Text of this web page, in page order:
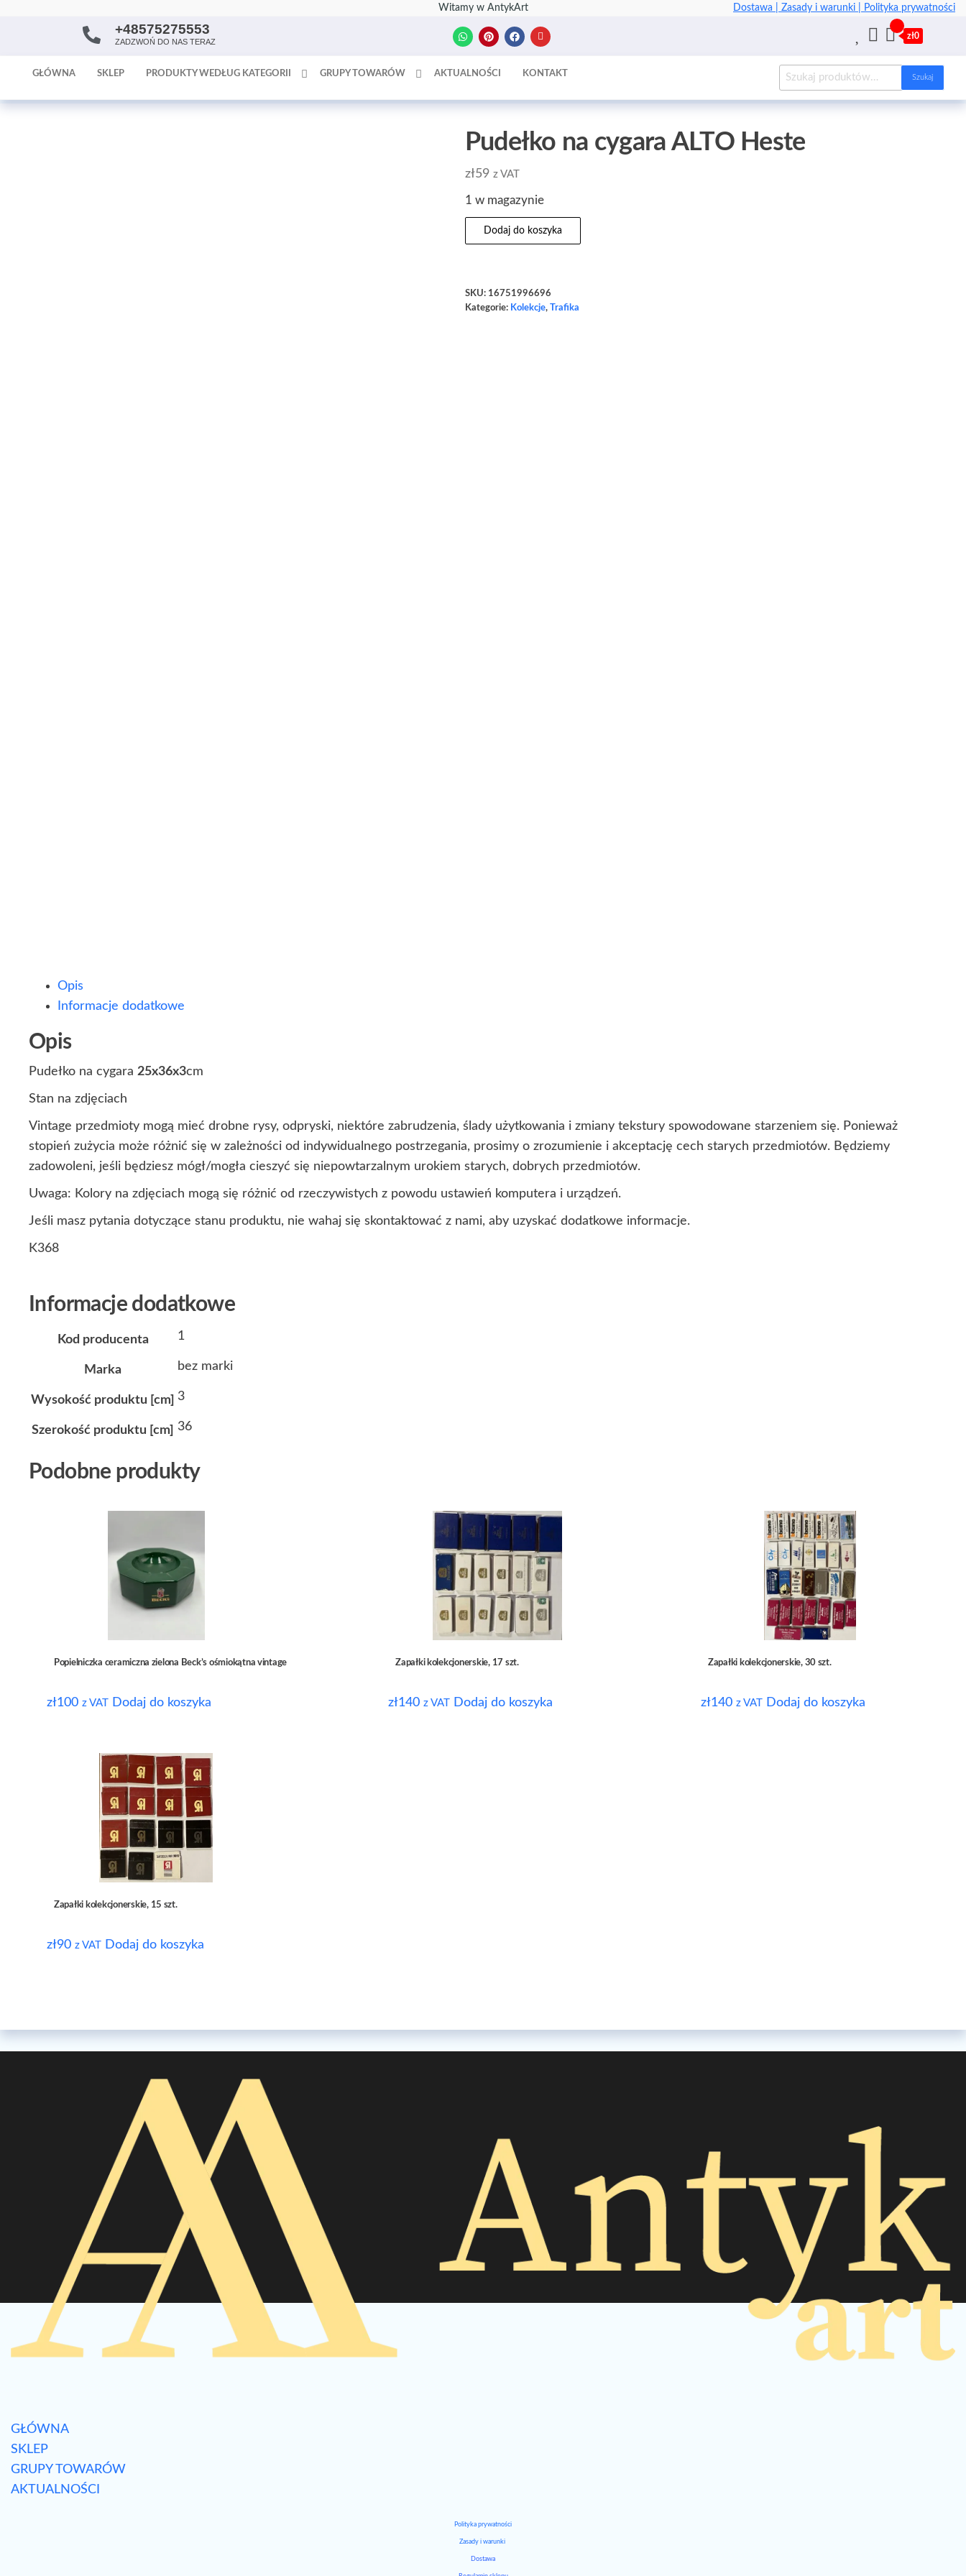
Witamy w AntykArt Dostawa | Zasady i warunki | Polityka prywatności
AntykArt
poświęcona
sprzedaży
tapet
+48575275553
ZADZWOŃ DO NAS TERAZ
zł0
GŁÓWNA SKLEP PRODUKTY WEDŁUG KATEGORII GRUPY TOWARÓW AKTUALNOŚCI KONTAKT Szukaj
Pudełko na cygara ALTO Heste
zł59 z VAT
1 w magazynie
Dodaj do koszyka
SKU: 16751996696
Kategorie: Kolekcje, Trafika
Opis
Informacje dodatkowe
Opis
Pudełko na cygara 25x36x3cm
Stan na zdjęciach
Vintage przedmioty mogą mieć drobne rysy, odpryski, niektóre zabrudzenia, ślady użytkowania i zmiany tekstury spowodowane starzeniem się. Ponieważ
stopień zużycia może różnić się w zależności od indywidualnego postrzegania, prosimy o zrozumienie i akceptację cech starych przedmiotów. Będziemy
zadowoleni, jeśli będziesz mógł/mogła cieszyć się niepowtarzalnym urokiem starych, dobrych przedmiotów.
Uwaga: Kolory na zdjęciach mogą się różnić od rzeczywistych z powodu ustawień komputera i urządzeń.
Jeśli masz pytania dotyczące stanu produktu, nie wahaj się skontaktować z nami, aby uzyskać dodatkowe informacje.
K368
Informacje dodatkowe
Kod producenta 1
Marka bez marki
Wysokość produktu [cm] 3
Szerokość produktu [cm] 36
Podobne produkty
Popielniczka ceramiczna zielona Beck’s ośmiokątna vintage
zł100 z VAT Dodaj do koszyka
Zapałki kolekcjonerskie, 17 szt.
zł140 z VAT Dodaj do koszyka
Zapałki kolekcjonerskie, 30 szt.
zł140 z VAT Dodaj do koszyka
Zapałki kolekcjonerskie, 15 szt.
zł90 z VAT Dodaj do koszyka
GŁÓWNA
SKLEP
GRUPY TOWARÓW
AKTUALNOŚCI
Polityka prywatności
Zasady i warunki
Dostawa